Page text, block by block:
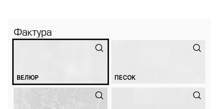
Фактура
ВЕЛЮР ПЕСОК